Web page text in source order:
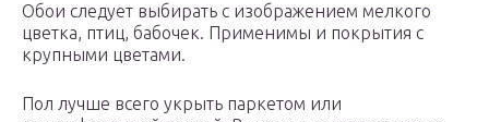
Обои следует выбирать с изображением мелкого
цветка, птиц, бабочек. Применимы и покрытия с
крупными цветами.
Пол лучше всего укрыть паркетом или